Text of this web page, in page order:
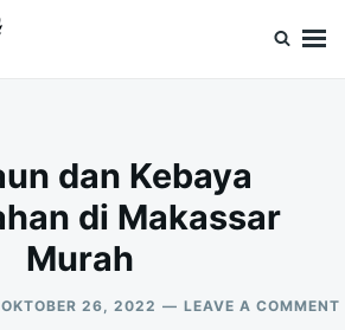
dan Kebaya
di Makassar
Murah
OKTOBER 26, 2022 LEAVE A COMMENT